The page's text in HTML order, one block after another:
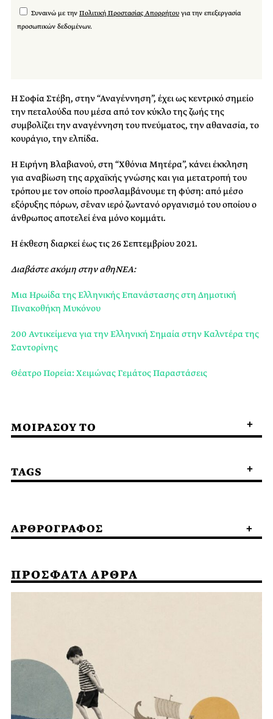
Συναινώ με την Πολιτική Προστασίας Απορρήτου για την επεξεργασία
προσωπικών δεδομένων.
Η Σοφία Στέβη, στην “Αναγέννηση”, έχει ως κεντρικό σημείο
την πεταλούδα που μέσα από τον κύκλο της ζωής της
συμβολίζει την αναγέννηση του πνεύματος, την αθανασία, το
κουράγιο, την ελπίδα.
Η Ειρήνη Βλαβιανού, στη “Χθόνια Μητέρα”, κάνει έκκληση
για αναβίωση της αρχαϊκής γνώσης και για μετατροπή του
τρόπου με τον οποίο προσλαμβάνουμε τη φύση: από μέσο
εξόρυξης πόρων, σ΄έναν ιερό ζωντανό οργανισμό του οποίου ο
άνθρωπος αποτελεί ένα μόνο κομμάτι.
Η έκθεση διαρκεί έως τις 26 Σεπτεμβρίου 2021.
Διαβάστε ακόμη στην αθηΝΕΑ:
Μια Ηρωίδα της Ελληνικής Επανάστασης στη Δημοτική
Πινακοθήκη Μυκόνου
200 Αντικείμενα για την Ελληνική Σημαία στην Καλντέρα της
Σαντορίνης
Θέατρο Πορεία: Χειμώνας Γεμάτος Παραστάσεις
ΜΟΙΡΑΣΟΥ ΤΟ
TAGS
ΑΡΘΡΟΓΡΑΦΟΣ
ΠΡΟΣΦΑΤΑ ΑΡΘΡΑ